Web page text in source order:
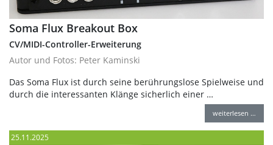
Soma Flux Breakout Box
CV/MIDI-Controller-Erweiterung
Autor und Fotos: Peter Kaminski
Das Soma Flux ist durch seine berührungslose Spielweise und
durch die interessanten Klänge sicherlich einer …
weiterlesen …
25.11.2025